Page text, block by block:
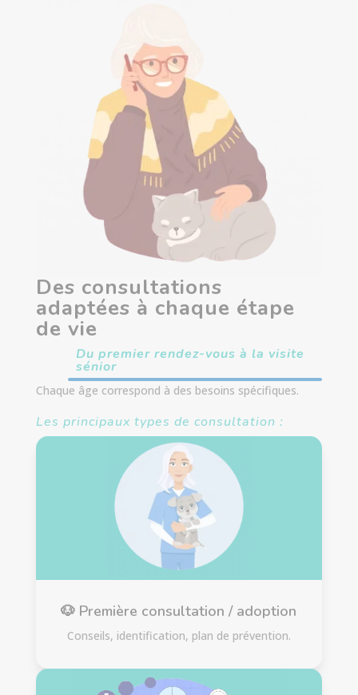
Des consultations
adaptées à chaque étape
de vie
Du premier rendez-vous à la visite
sénior
Chaque âge correspond à des besoins spécifiques.
Les principaux types de consultation :
🐶 Première consultation / adoption
Conseils, identification, plan de prévention.